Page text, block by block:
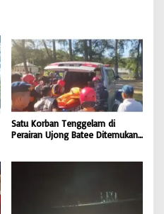
Satu Korban Tenggelam di
Perairan Ujong Batee Ditemukan,